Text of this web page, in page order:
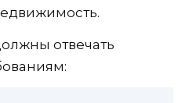
отвечать